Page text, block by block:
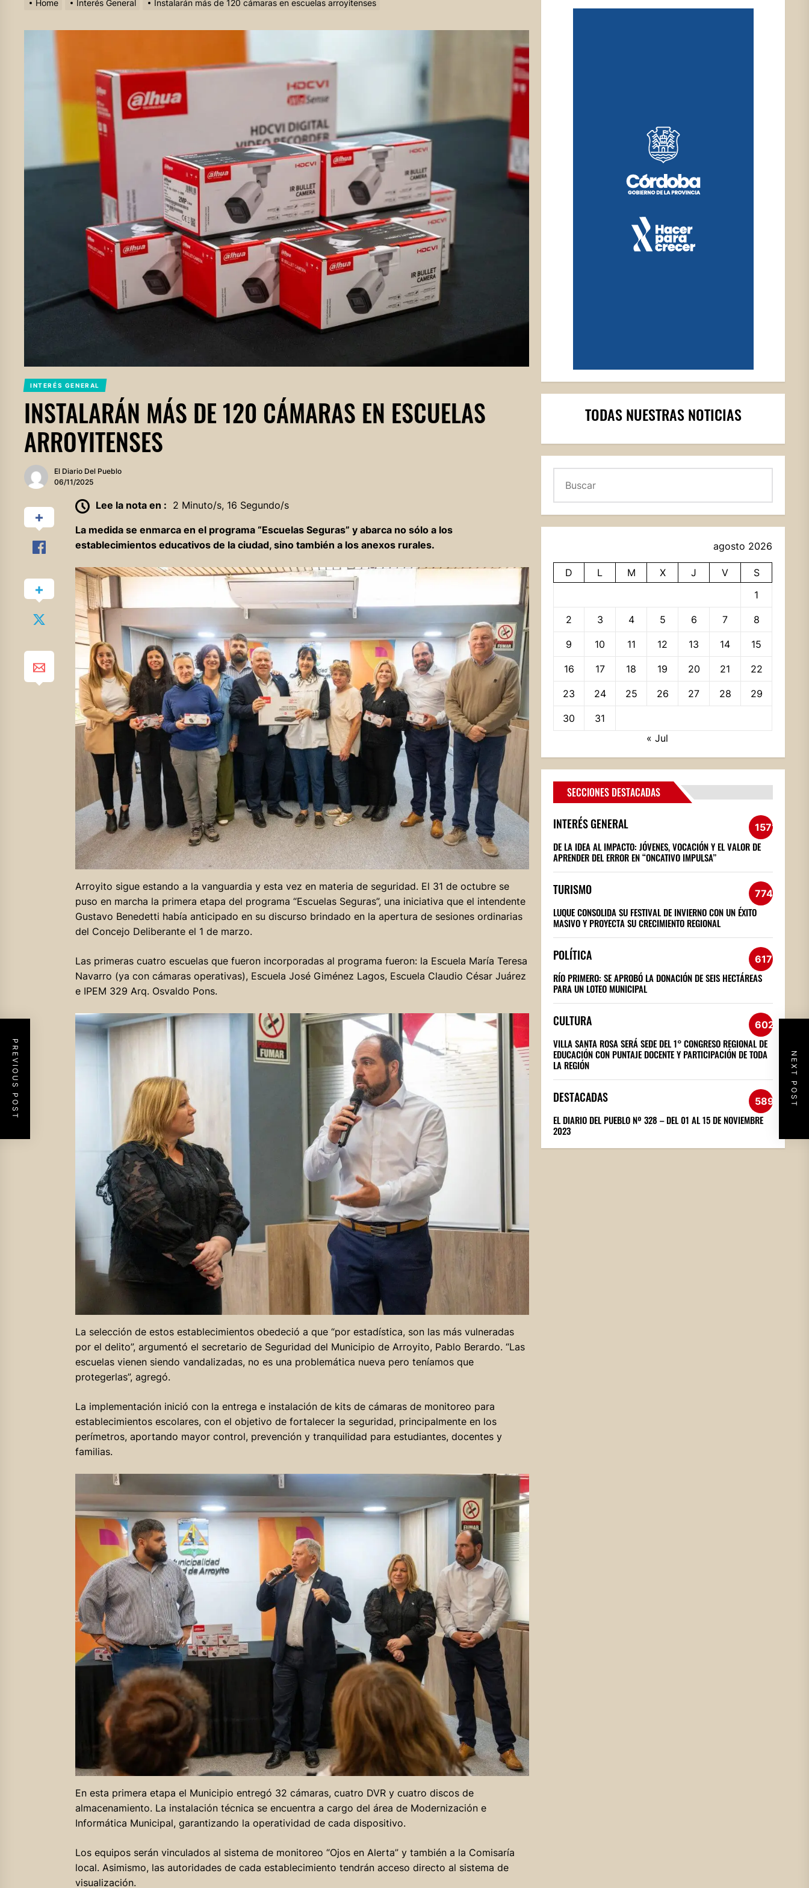
Home Interés General Instalarán más de 120 cámaras en escuelas arroyitenses
INTERÉS GENERAL
INSTALARÁN MÁS DE 120 CÁMARAS EN ESCUELAS
ARROYITENSES
El Diario Del Pueblo
06/11/2025
Lee la nota en : 2 Minuto/s, 16 Segundo/s
La medida se enmarca en el programa “Escuelas Seguras” y abarca no sólo a los
establecimientos educativos de la ciudad, sino también a los anexos rurales.
Arroyito sigue estando a la vanguardia y esta vez en materia de seguridad. El 31 de octubre se
puso en marcha la primera etapa del programa “Escuelas Seguras”, una iniciativa que el intendente
Gustavo Benedetti había anticipado en su discurso brindado en la apertura de sesiones ordinarias
del Concejo Deliberante el 1 de marzo.
Las primeras cuatro escuelas que fueron incorporadas al programa fueron: la Escuela María Teresa
Navarro (ya con cámaras operativas), Escuela José Giménez Lagos, Escuela Claudio César Juárez
e IPEM 329 Arq. Osvaldo Pons.
La selección de estos establecimientos obedeció a que “por estadística, son las más vulneradas
por el delito”, argumentó el secretario de Seguridad del Municipio de Arroyito, Pablo Berardo. “Las
escuelas vienen siendo vandalizadas, no es una problemática nueva pero teníamos que
protegerlas”, agregó.
La implementación inició con la entrega e instalación de kits de cámaras de monitoreo para
establecimientos escolares, con el objetivo de fortalecer la seguridad, principalmente en los
perímetros, aportando mayor control, prevención y tranquilidad para estudiantes, docentes y
familias.
En esta primera etapa el Municipio entregó 32 cámaras, cuatro DVR y cuatro discos de
almacenamiento. La instalación técnica se encuentra a cargo del área de Modernización e
Informática Municipal, garantizando la operatividad de cada dispositivo.
Los equipos serán vinculados al sistema de monitoreo “Ojos en Alerta” y también a la Comisaría
local. Asimismo, las autoridades de cada establecimiento tendrán acceso directo al sistema de
visualización.
PREVIOUS POST NEXT POST
TODAS NUESTRAS NOTICIAS
agosto 2026
D L M X J V
S
1
2 3 4 5 6 7 8
9 10 11 12 13 14 15
16 17 18 19 20 21 22
23 24 25 26 27 28 29
30
31
« Jul
SECCIONES DESTACADAS
INTERÉS GENERAL 1572
DE LA IDEA AL IMPACTO: JÓVENES, VOCACIÓN Y EL VALOR DE
APRENDER DEL ERROR EN “ONCATIVO IMPULSA”
TURISMO 774
LUQUE CONSOLIDA SU FESTIVAL DE INVIERNO CON UN ÉXITO
MASIVO Y PROYECTA SU CRECIMIENTO REGIONAL
POLÍTICA 617
RÍO PRIMERO: SE APROBÓ LA DONACIÓN DE SEIS HECTÁREAS
PARA UN LOTEO MUNICIPAL
CULTURA 602
VILLA SANTA ROSA SERÁ SEDE DEL 1° CONGRESO REGIONAL DE
EDUCACIÓN CON PUNTAJE DOCENTE Y PARTICIPACIÓN DE TODA
LA REGIÓN
DESTACADAS 589
EL DIARIO DEL PUEBLO Nº 328 – DEL 01 AL 15 DE NOVIEMBRE
2023